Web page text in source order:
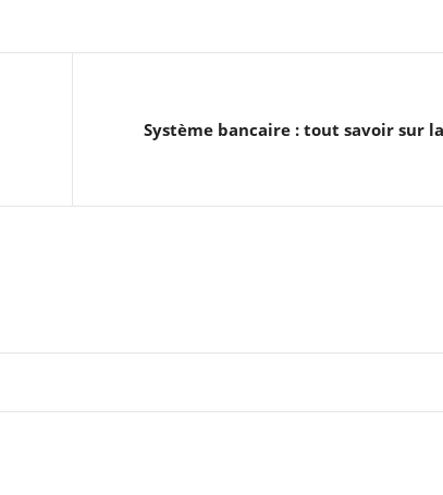
Système bancaire : tout savoir sur